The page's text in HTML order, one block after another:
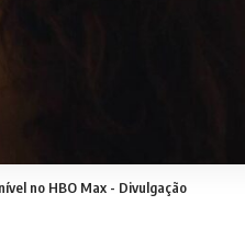
no HBO Max - Divulgação